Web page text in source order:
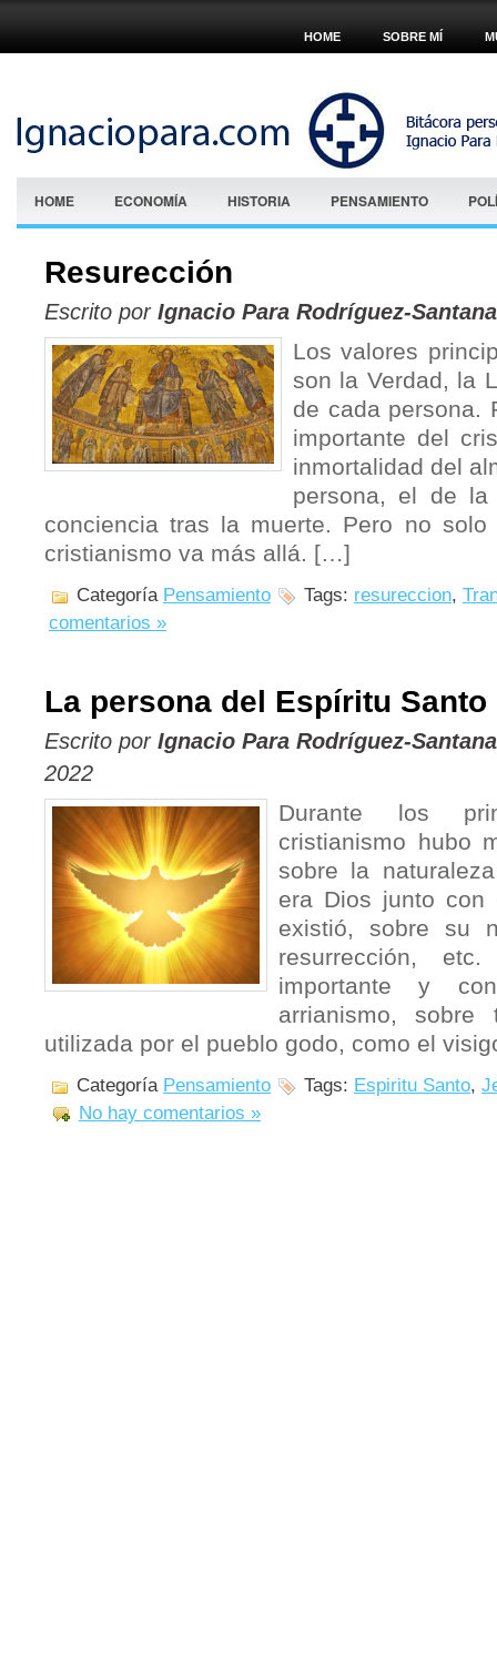
HOME SOBRE MÍ
HOME ECONOMÍA HISTORIA PENSAMIENTO
Resurección
Escrito por Ignacio Para Rodríguez-Santana
Los valores
son la Verdad, la
de cada persona.
importante del
inmortalidad del
persona, el de la
conciencia tras la muerte. Pero no
cristianismo va más allá. […]
Categoría Pensamiento Tags: resureccion,
comentarios »
La persona del Espíritu Santo
Escrito por Ignacio Para Rodríguez-Santana
2022
Durante los
cristianismo hubo
sobre la
era Dios junto con
existió, sobre su
resurrección,
importante y
arrianismo,
utilizada por el pueblo godo, como el
Categoría Pensamiento Tags: Espiritu Santo,
No hay comentarios »